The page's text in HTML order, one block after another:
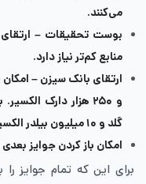
می‌کنند.
بوست تحقیقات – ارتقای
منابع کم‌تر نیاز دارد.
گلد و ۱۰ میلیون بیلدر الکسیر ذخیره کند.
امکان باز کردن جوایز
برای این که تمام جوایز